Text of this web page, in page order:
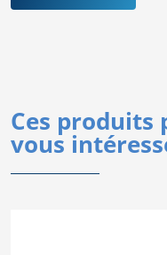
Ces produits
vous